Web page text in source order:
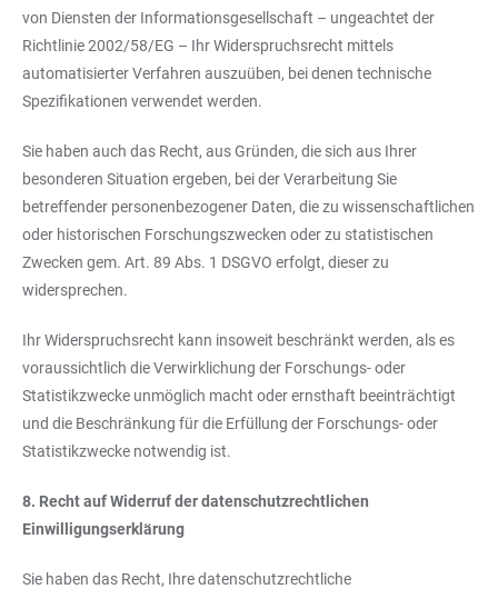
von Diensten der Informationsgesellschaft – ungeachtet der
Richtlinie 2002/58/EG – Ihr Widerspruchsrecht mittels
automatisierter Verfahren auszuüben, bei denen technische
Spezifikationen verwendet werden.
Sie haben auch das Recht, aus Gründen, die sich aus Ihrer
besonderen Situation ergeben, bei der Verarbeitung Sie
betreffender personenbezogener Daten, die zu wissenschaftlichen
oder historischen Forschungszwecken oder zu statistischen
Zwecken gem. Art. 89 Abs. 1 DSGVO erfolgt, dieser zu
widersprechen.
Ihr Widerspruchsrecht kann insoweit beschränkt werden, als es
voraussichtlich die Verwirklichung der Forschungs- oder
Statistikzwecke unmöglich macht oder ernsthaft beeinträchtigt
und die Beschränkung für die Erfüllung der Forschungs- oder
Statistikzwecke notwendig ist.
8. Recht auf Widerruf der datenschutzrechtlichen
Einwilligungserklärung
Sie haben das Recht, Ihre datenschutzrechtliche